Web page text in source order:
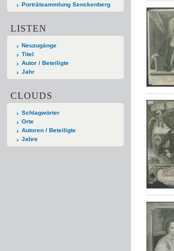
Porträtsammlung Senckenberg
LISTEN
Neuzugänge
Titel
Autor / Beteiligte
Jahr
CLOUDS
Schlagwörter
Orte
Autoren / Beteiligte
Jahre